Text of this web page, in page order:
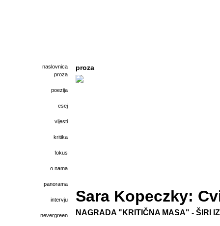
naslovnica
proza
poezija
esej
vijesti
kritika
fokus
o nama
panorama
intervju
nevergreen
proza
Sara Kopeczky:
NAGRADA "KRITIČNA MASA" - ŠIRI